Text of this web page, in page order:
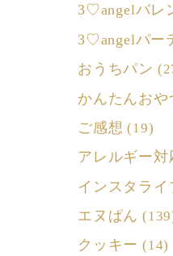
3♡angelバレ
3♡angelパー
おうちパン
かんたんおや
ご感想 (19)
アレルギー対
インスタライ
エヌぱん
クッキー (14)